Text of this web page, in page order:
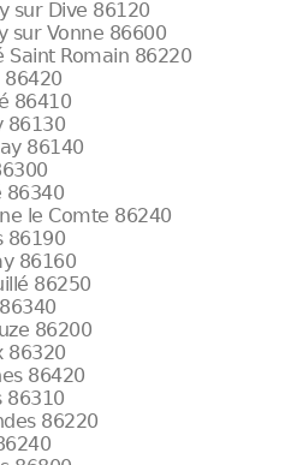
sur Dive 86120
sur Vonne 86600
Saint Romain 86220
86420
86410
86130
86140
86340
le Comte 86240
86190
86160
86250
86200
86320
86420
86310
86220